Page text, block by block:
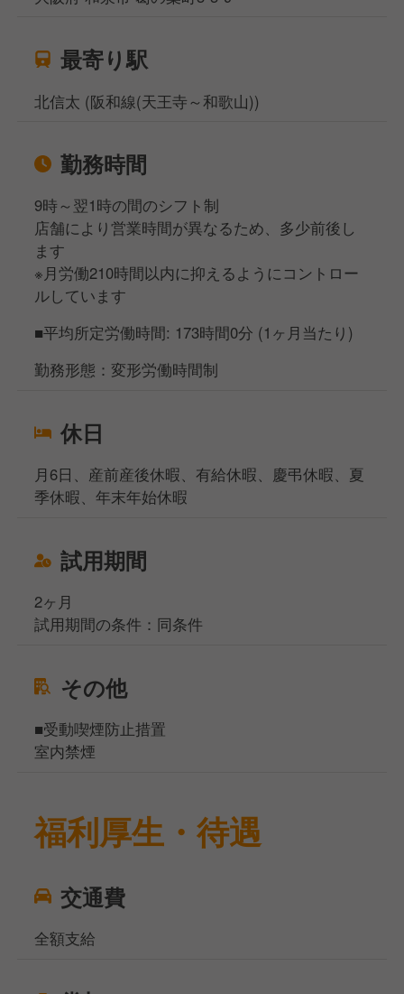
最寄り駅
北信太 (阪和線(天王寺～和歌山))
勤務時間
9時～翌1時の間のシフト制
店舗により営業時間が異なるため、多少前後し
ます
※月労働210時間以内に抑えるようにコントロー
ルしています
■平均所定労働時間: 173時間0分 (1ヶ月当たり)
勤務形態：変形労働時間制
休日
月6日、産前産後休暇、有給休暇、慶弔休暇、夏
季休暇、年末年始休暇
試用期間
2ヶ月
試用期間の条件：同条件
その他
■受動喫煙防止措置
室内禁煙
福利厚生・待遇
交通費
全額支給